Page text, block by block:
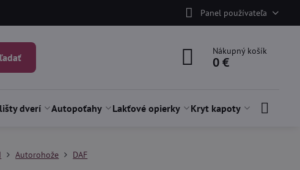
Panel používateľa
Nákupný košík
0 €
dverí Autopoťahy Lakťové opierky Kryt kapoty
Autorohože DAF